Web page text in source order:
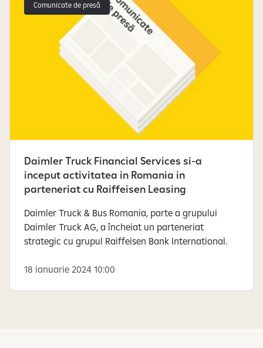
Comunicate de presă
Daimler Truck Financial Services si-a
inceput activitatea in Romania in
parteneriat cu Raiffeisen Leasing
Daimler Truck & Bus Romania, parte a grupului
Daimler Truck AG, a încheiat un parteneriat
strategic cu grupul Raiffeisen Bank International.
18 ianuarie 2024 10:00